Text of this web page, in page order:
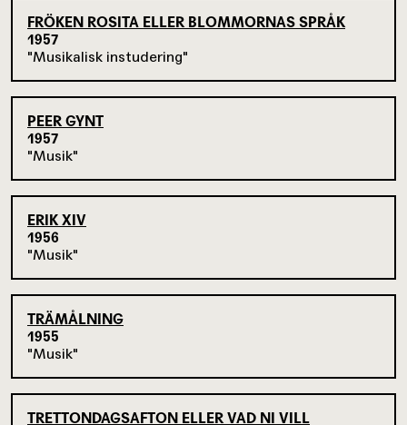
FRÖKEN ROSITA ELLER BLOMMORNAS SPRÅK
1957
Musikalisk instudering
PEER GYNT
1957
Musik
ERIK XIV
1956
Musik
TRÄMÅLNING
1955
Musik
TRETTONDAGSAFTON ELLER VAD NI VILL